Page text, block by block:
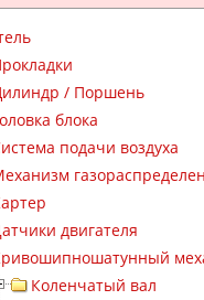
/ Поршень
блока
подачи воздуха
двигателя
Коленчатый вал